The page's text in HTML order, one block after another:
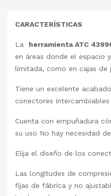
CARACTERÍSTICAS
La herramienta ATC
en áreas donde el espacio
limitada, como en cajas de
Tiene un excelente
conectores
Cuenta con empuñadura
su uso No hay necesidad
Elija el diseño de los
Las longitudes de
fijas de fábrica y no